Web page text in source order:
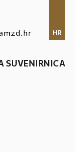
HR
SUVENIRNICA